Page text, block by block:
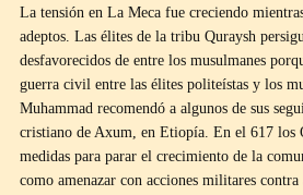
La tensión en La Meca fue creciendo
adeptos. Las élites de la tribu Quraysh
desfavorecidos de entre los musulmanes
guerra civil entre las élites politeístas y los
Muhammad recomendó a algunos de sus
cristiano de Axum, en Etiopía. En el 617 los
medidas para parar el crecimiento de la
como amenazar con acciones militares